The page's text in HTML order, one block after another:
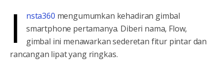
I nsta360 mengumumkan kehadiran gimbal
smartphone pertamanya. Diberi nama, Flow,
gimbal ini menawarkan sederetan fitur pintar dan
rancangan lipat yang ringkas.